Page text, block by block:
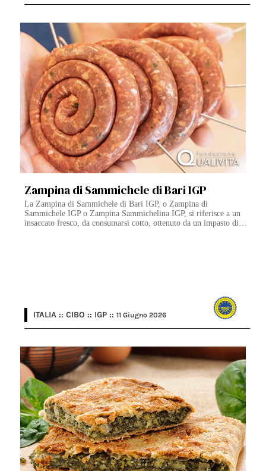
Zampina di Sammichele di Bari IGP
La Zampina di Sammichele di Bari IGP, o Zampina di
Sammichele IGP o Zampina Sammichelina IGP, si riferisce a un
insaccato fresco, da consumarsi cotto, ottenuto da un impasto di…
ITALIA :: CIBO :: IGP ::11 Giugno 2026